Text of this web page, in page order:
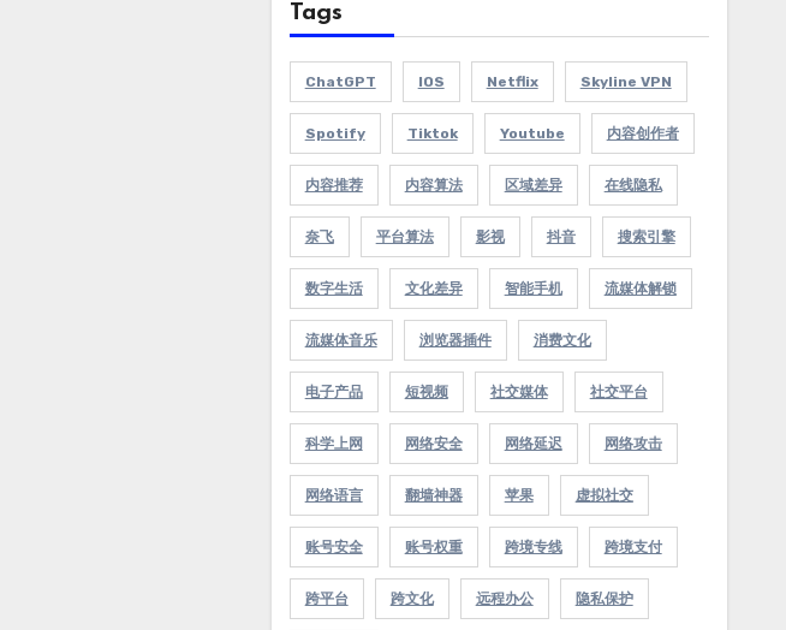
Tags
ChatGPT IOS Netflix Skyline VPN
Spotify Tiktok Youtube 内容创作者
内容推荐 内容算法 区域差异 在线隐私
奈飞 平台算法 影视 抖音 搜索引擎
数字生活 文化差异 智能手机 流媒体解锁
流媒体音乐 浏览器插件 消费文化
电子产品 短视频 社交媒体 社交平台
科学上网 网络安全 网络延迟 网络攻击
网络语言 翻墙神器 苹果 虚拟社交
账号安全 账号权重 跨境专线 跨境支付
跨平台 跨文化 远程办公 隐私保护